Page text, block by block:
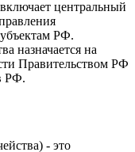
центральный
РФ.
назначается на
Правительством РФ
РФ.
- это